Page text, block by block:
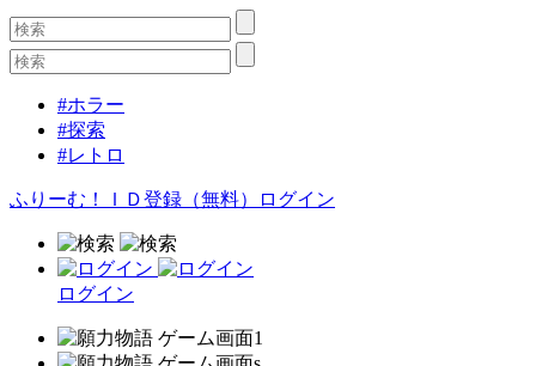
#ホラー
#探索
#レトロ
ふりーむ！ＩＤ登録（無料） ログイン
ログイン